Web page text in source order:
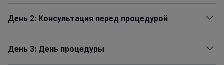
День 2: Консультация перед процедурой
День 3: День процедуры